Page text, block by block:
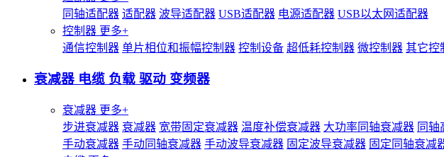
同轴适配器 适配器 波导适配器 USB适配器 电源适配器 USB以太网适配器
控制器 更多+
通信控制器 单片相位和振幅控制器 控制设备 超低耗控制器 微控制器 其它控
衰减器 电缆 负载 驱动 变频器
衰减器 更多+
步进衰减器 衰减器 宽带固定衰减器 温度补偿衰减器 大功率同轴衰减器 同轴
手动衰减器 手动同轴衰减器 手动波导衰减器 固定波导衰减器 固定同轴衰减